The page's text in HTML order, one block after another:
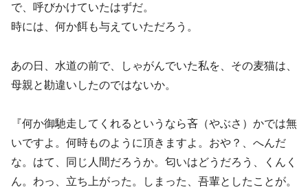
で、呼びかけていたはずだ。
時には、何か餌も与えていただろう。
あの日、水道の前で、しゃがんでいた私を、その麦猫は、
母親と勘違いしたのではないか。
『何か御馳走してくれるというなら吝（やぶさ）かでは無
いですよ。何時ものように頂きますよ。おや？、へんだ
な。はて、同じ人間だろうか。匂いはどうだろう、くんく
ん。わっ、立ち上がった。しまった、吾輩としたことが。